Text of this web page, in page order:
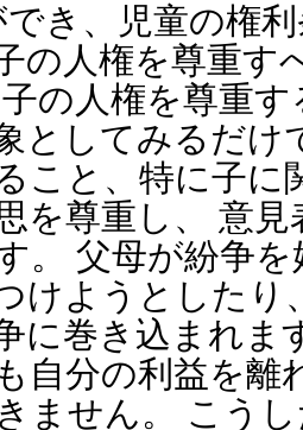
でき、児童の権
の人権を尊重す
の人権を尊重
としてみるだけ
こと、特に子に
を尊重し、 意
。 父母が紛争
けようとしたり
に巻き込まれま
自分の利益を離
ません。 こう